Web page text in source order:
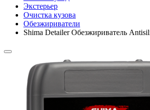
Экстерьер
Очистка кузова
Обезжириватели
Shima Detailer Обезжириватель